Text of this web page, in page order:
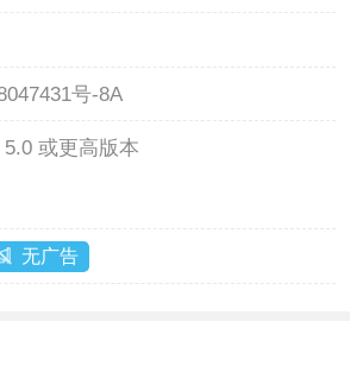
号-8A
或更高版本
无广告